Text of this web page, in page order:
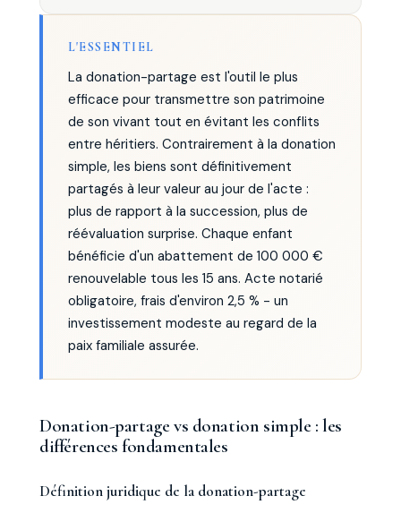
L'ESSENTIEL
La donation-partage est l'outil le plus
efficace pour transmettre son patrimoine
de son vivant tout en évitant les conflits
entre héritiers. Contrairement à la donation
simple, les biens sont définitivement
partagés à leur valeur au jour de l'acte :
plus de rapport à la succession, plus de
réévaluation surprise. Chaque enfant
bénéficie d'un abattement de 100 000 €
renouvelable tous les 15 ans. Acte notarié
obligatoire, frais d'environ 2,5 % - un
investissement modeste au regard de la
paix familiale assurée.
Donation-partage vs donation simple : les
différences fondamentales
Définition juridique de la donation-partage